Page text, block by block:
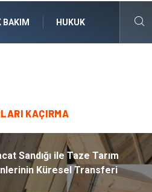
BAKIM HUKUK
KAÇIRMA
Sandığı ile Taze Tarım
Küresel Transferi